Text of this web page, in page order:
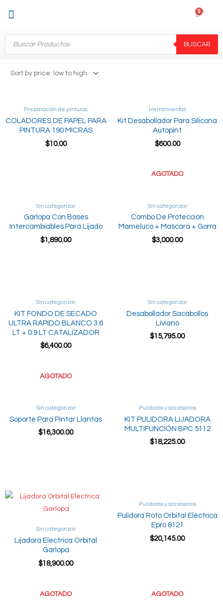
BUSCAR
Preparación de pinturas
COLADORES DE PAPEL PARA
PINTURA 190 MICRAS
$10.00
Herramientas
Kit Desabollador Para Silicona
Autopint
$600.00
Sin categorizar
Garlopa Con Bases
Intercambiables Para Lijado
$1,890.00
AGOTADO
Sin categorizar
Combo De Protección
Mameluco + Mascara + Gorra
$3,000.00
Sin categorizar
KIT FONDO DE SECADO
ULTRA RAPIDO BLANCO 3.6
LT + 0.9 LT CATALIZADOR
$6,400.00
Sin categorizar
Desabollador Sacabollos
Liviano
$15,795.00
AGOTADO
Sin categorizar
Soporte Para Pintar Llantas
$16,300.00
Pulidoras y accesorios
KIT PULIDORA LIJADORA
MULTIFUNCIÓN BPC 5112
$18,225.00
Sin categorizar
Lijadora Electrica Orbital
Garlopa
$18,900.00
Pulidoras y accesorios
Pulidora Roto Orbital Eléctrica
Epro 8121
$20,145.00
AGOTADO AGOTADO